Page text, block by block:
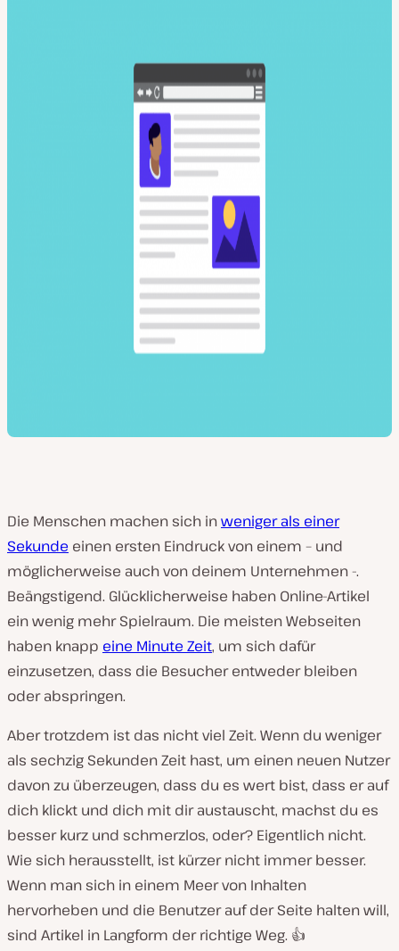
Die Menschen machen sich inweniger als einer
Sekunde einen ersten Eindruck von einem – und
möglicherweise auch von deinem Unternehmen -.
Beängstigend. Glücklicherweise haben Online-Artikel
ein wenig mehr Spielraum. Die meisten Webseiten
haben knapp eine Minute Zeit, um sich dafür
einzusetzen, dass die Besucher entweder bleiben
oder abspringen.
Aber trotzdem ist das nicht viel Zeit. Wenn du weniger
als sechzig Sekunden Zeit hast, um einen neuen Nutzer
davon zu überzeugen, dass du es wert bist, dass er auf
dich klickt und dich mit dir austauscht, machst du es
besser kurz und schmerzlos, oder? Eigentlich nicht.
Wie sich herausstellt, ist kürzer nicht immer besser.
Wenn man sich in einem Meer von Inhalten
hervorheben und die Benutzer auf der Seite halten will,
sind Artikel in Langform der richtige Weg. 👍